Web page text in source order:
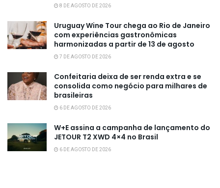
8 DE AGOSTO DE 2026
Uruguay Wine Tour chega ao Rio de Janeiro
com experiências gastronômicas
harmonizadas a partir de 13 de agosto
7 DE AGOSTO DE 2026
Confeitaria deixa de ser renda extra e se
consolida como negócio para milhares de
brasileiras
6 DE AGOSTO DE 2026
W+E assina a campanha de lançamento do
JETOUR T2 XWD 4×4 no Brasil
6 DE AGOSTO DE 2026